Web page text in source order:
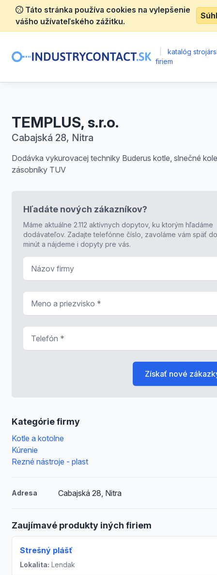
Táto stránka používa cookies na vylepšenie
vášho užívateľského zážitku.
katalóg
firiem
TEMPLUS, s.r.o.
Cabajská 28, Nitra
Dodávka vykurovacej techniky Buderus kotle, slnečné
zásobníky TUV
Kategórie firmy
Kotle a kotolne
Kúrenie
Rezné nástroje - plast
Adresa Cabajská 28, Nitra
Zaujímavé produkty iných firiem
Strešný plášť
Lokalita: Lendak
Hľadáte nových zákazníkov?
Máme aktuálne 2.112 aktívnych dopytov, ku ktorým hľadáme
dodávateľov. Zadajte telefónne číslo, zavoláme vám späť
minút a nájdeme i dopyty pre vás.
Získať nové